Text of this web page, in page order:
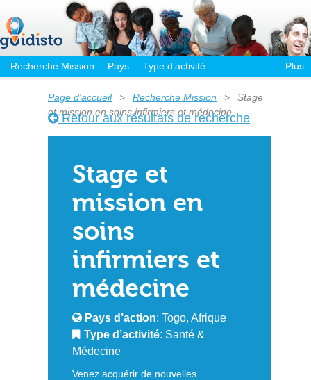
Recherche Mission Pays Type d’activité Plus
Page d'accueil > Recherche Mission >
Stage
et mission en soins infirmiers et médecine
Retour aux résultats de recherche
Stage et
mission en
soins
infirmiers et
médecine
Pays d’action: Togo, Afrique
Type d’activité: Santé &
Médecine
Venez acquérir de nouvelles